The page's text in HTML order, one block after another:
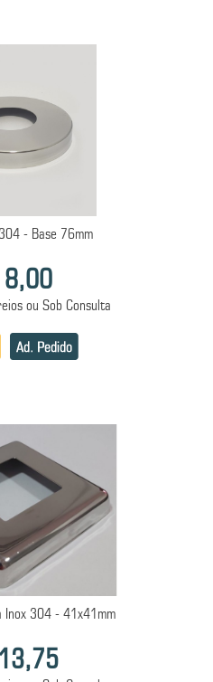
- Base 76mm
8,00
ou Sob Consulta
Inox 304 - 41x41mm